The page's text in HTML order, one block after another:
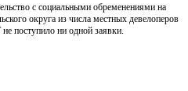
с социальными обременениями на
округа из числа местных девелоперов
поступило ни одной заявки.